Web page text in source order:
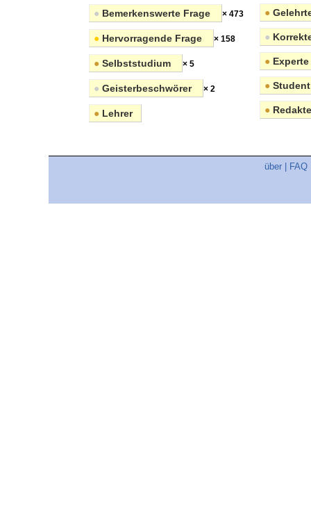
● Bemerkenswerte Frage × 473
● Hervorragende Frage × 158
● Selbststudium × 5
● Geisterbeschwörer × 2
● Lehrer
●
●
● Experte
● Student
●
über FAQ